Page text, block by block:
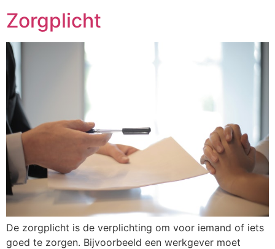
Zorgplicht
De zorgplicht is de verplichting om voor iemand of iets
goed te zorgen. Bijvoorbeeld een werkgever moet